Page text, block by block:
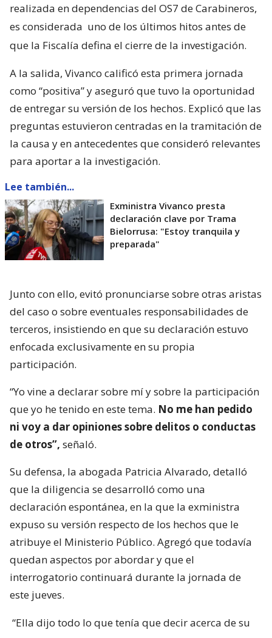
realizada en dependencias del OS7 de Carabineros,
es considerada uno de los últimos hitos antes de
que la Fiscalía defina el cierre de la investigación.
A la salida, Vivanco calificó esta primera jornada
como “positiva” y aseguró que tuvo la oportunidad
de entregar su versión de los hechos. Explicó que las
preguntas estuvieron centradas en la tramitación de
la causa y en antecedentes que consideró relevantes
para aportar a la investigación.
Lee también...
Exministra Vivanco presta
declaración clave por Trama
Bielorrusa: "Estoy tranquila y
preparada"
Junto con ello, evitó pronunciarse sobre otras aristas
del caso o sobre eventuales responsabilidades de
terceros, insistiendo en que su declaración estuvo
enfocada exclusivamente en su propia
participación.
“Yo vine a declarar sobre mí y sobre la participación
que yo he tenido en este tema. No me han pedido
ni voy a dar opiniones sobre delitos o conductas
de otros”, señaló.
Su defensa, la abogada Patricia Alvarado, detalló
que la diligencia se desarrolló como una
declaración espontánea, en la que la exministra
expuso su versión respecto de los hechos que le
atribuye el Ministerio Público. Agregó que todavía
quedan aspectos por abordar y que el
interrogatorio continuará durante la jornada de
este jueves.
“Ella dijo todo lo que tenía que decir acerca de su